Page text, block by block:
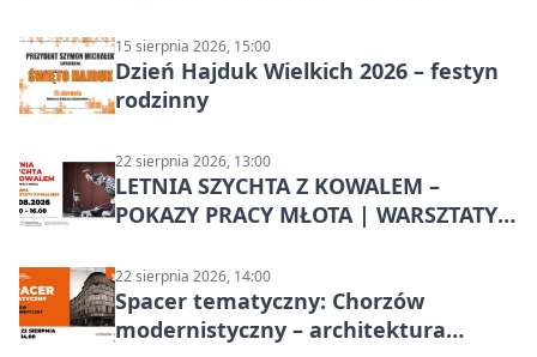
15 sierpnia 2026, 15:00
Dzień Hajduk Wielkich 2026 – festyn
rodzinny
22 sierpnia 2026, 13:00
LETNIA SZYCHTA Z KOWALEM –
POKAZY PRACY MŁOTA | WARSZTATY
22 sierpnia 2026, 14:00
Spacer tematyczny: Chorzów
modernistyczny – architektura